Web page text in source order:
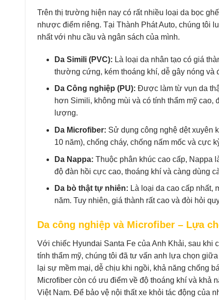
Trên thị trường hiện nay có rất nhiều loại da bọc
nhược điểm riêng. Tại Thành Phát Auto, chúng tôi
nhất với nhu cầu và ngân sách của mình.
Da Simili (PVC): Là loại da nhân tạo có giá
thường cứng, kém thoáng khí, dễ gây nóng và
Da Công nghiệp (PU): Được làm từ vụn da
hơn Simili, không mùi và có tính thẩm mỹ
lượng.
Da Microfiber: Sử dụng công nghệ dệt xuyên
10 năm), chống cháy, chống nấm mốc và cực
Da Nappa: Thuộc phân khúc cao cấp, Nappa
độ đàn hồi cực cao, thoáng khí và càng dùng
Da bò thật tự nhiên: Là loại da cao cấp nhất,
năm. Tuy nhiên, giá thành rất cao và đòi hỏi
Da công nghiệp và Microfiber – Lựa
Với chiếc Hyundai Santa Fe của Anh Khải, sau
tính thẩm mỹ, chúng tôi đã tư vấn anh lựa chọn
lại sự mềm mại, dễ chịu khi ngồi, khả năng chống
Microfiber còn có ưu điểm về độ thoáng khí và khả
Việt Nam. Để bảo vệ nội thất xe khỏi tác động của